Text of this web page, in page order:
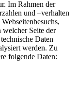
Im Rahmen der
und –verhalten
Seite der
Daten
werden. Zu
folgende Daten: